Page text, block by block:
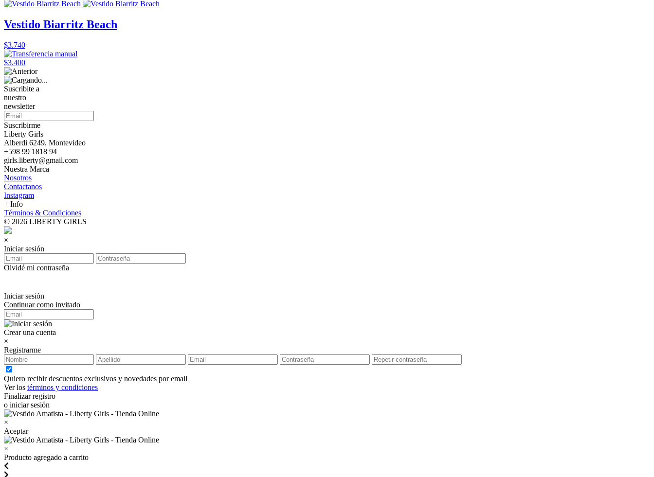
Vestido Biarritz Beach
$3.740
$3.400
Suscribite a
nuestro
newsletter
Suscribirme
Liberty Girls
Alberdi 6249, Montevideo
+598 99 1818 94
girls.liberty@gmail.com
Nuestra Marca
Nosotros
Contactanos
Instagram
+ Info
Términos & Condiciones
© 2026 LIBERTY GIRLS
×
Iniciar sesión
Olvidé mi contraseña
Iniciar sesión
Continuar como invitado
Crear una cuenta
×
Registrarme
Quiero recibir descuentos exclusivos y novedades por email
Ver los términos y condiciones
Finalizar registro
o iniciar sesión
×
Aceptar
×
Producto agregado a carrito